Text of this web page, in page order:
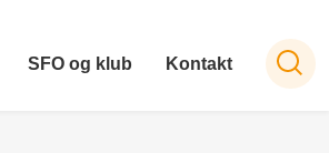
SFO og klub Kontakt